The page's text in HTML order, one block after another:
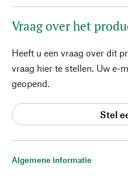
Algemene informatie
Vraag over het
Heeft u een vraag over dit
vraag hier te stellen. Uw e-
geopend.
Stel